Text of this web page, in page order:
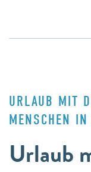
Urlaub
URLAUB MIT
MENSCHEN IN